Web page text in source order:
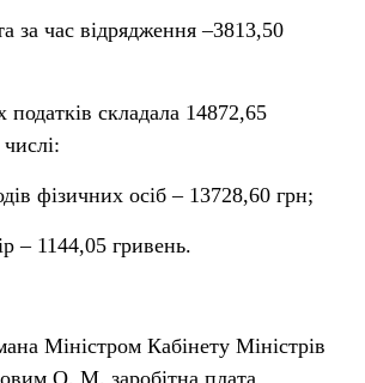
за час відрядження –3813,50
складала 14872,65
фізичних осіб – 13728,60 грн;
– 1144,05 гривень.
Міністром Кабінету Міністрів
О. М. заробітна плата